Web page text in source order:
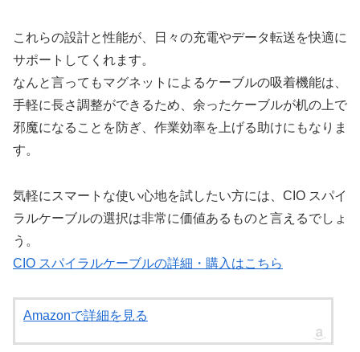
これらの設計と性能が、日々の充電やデータ転送を快適に
サポートしてくれます。
なんと言ってもマグネットによるケーブルの吸着機能は、
手軽に長さ調整ができるため、余ったケーブルが机の上で
邪魔になることを防ぎ、作業効率を上げる助けにもなりま
す。
気軽にスマートな使い心地を試したい方には、CIO スパイ
ラルケーブルの選択は非常に価値あるものと言えるでしょ
う。
CIO スパイラルケーブルの詳細・購入はこちら
Amazonで詳細を見る